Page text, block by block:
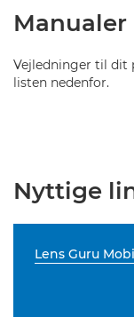
Manualer
Vejledninger til dit
listen nedenfor.
Nyttige
Lens Guru